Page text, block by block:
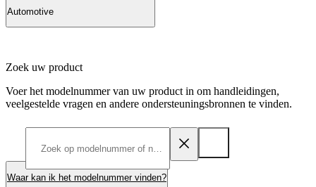
Automotive
Zoek uw product
Voer het modelnummer van uw product in om handleidingen,
veelgestelde vragen en andere ondersteuningsbronnen te vinden.
Waar kan ik het modelnummer vinden?